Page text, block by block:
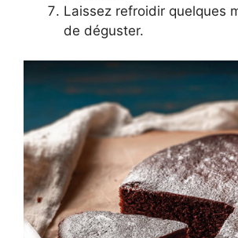
Laissez refroidir quelques
de déguster.